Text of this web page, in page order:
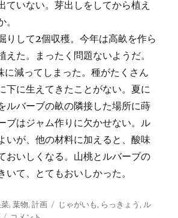
ていない。芽出しをしてから植え
りして2個収穫。今年は高畝を作ら
えた。まったく問題ないようだ。
減ってしまった。種がたくさん
下に生えてきたことがない。夏に
ルバーブの畝の隣接した場所に蒔
ブはジャム作りに欠かせない。ル
いが、他の材料に加えると、酸味
おいしくなる。山桃とルバーブの
いて、とてもおいしかった。
,葉物,計画
タ
じゃがいも, らっきょう , ル
秋